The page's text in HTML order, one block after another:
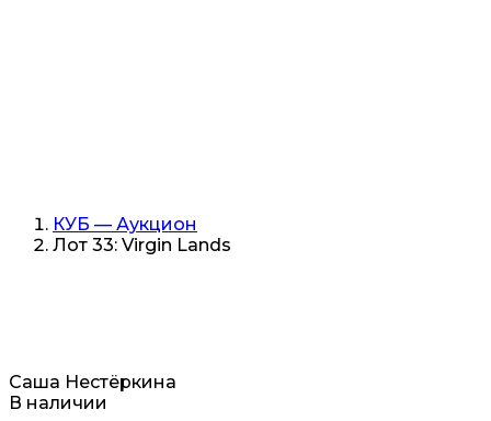
КУБ — Аукцион
Лот 33: Virgin Lands
Саша Нестёркина
В наличии